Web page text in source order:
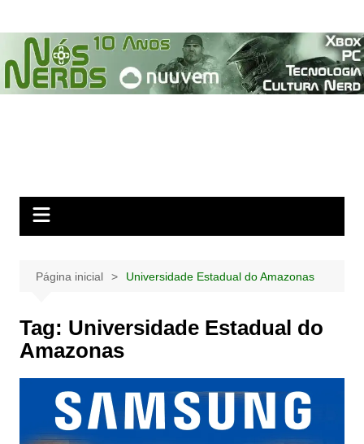
para
conteúdo
Página inicial Universidade Estadual do Amazonas
Tag: Universidade Estadual do
Amazonas